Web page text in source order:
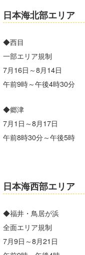
日本海北部エリア
◆西目
一部エリア規制
7月16日～8月14日
午前9時～午後4時30分
◆郷津
7月1日～8月17日
午前8時30分～午後5時
日本海西部エリア
◆福井・鳥居が浜
全面エリア規制
7月9日～8月21日